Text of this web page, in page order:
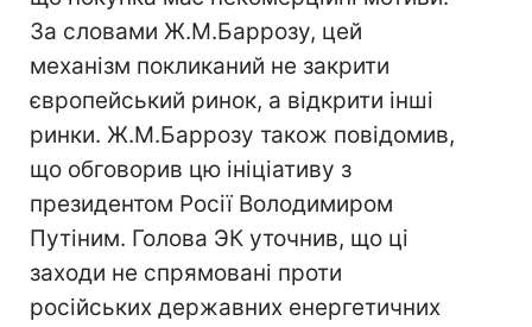
За словами Ж.М.Баррозу, цей
механізм покликаний не закрити
європейський ринок, а відкрити інші
ринки. Ж.М.Баррозу також повідомив,
що обговорив цю ініціативу з
президентом Росії Володимиром
Путіним. Голова ЭК уточнив, що ці
заходи не спрямовані проти
російських державних енергетичних